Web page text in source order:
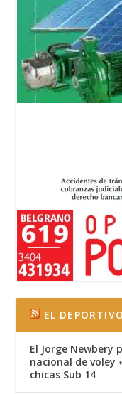
EL
El Jorge Newbery
nacional de voley
chicas Sub 14